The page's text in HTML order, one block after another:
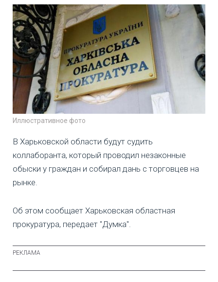
Иллюстративное фото
В Харьковской области будут судить
коллаборанта, который проводил незаконные
обыски у граждан и собирал дань с торговцев на
рынке.
Об этом сообщает Харьковская областная
прокуратура, передает "Думка".